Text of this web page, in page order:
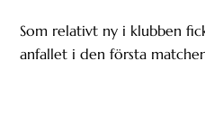
Som relativt ny i klubben
anfallet i den första